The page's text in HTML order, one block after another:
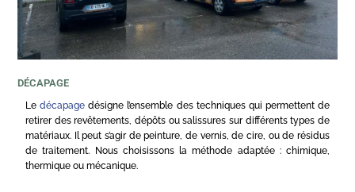
DÉCAPAGE
Ledécapage désigne l’ensemble des techniques qui permettent de
retirer des revêtements, dépôts ou salissures sur différents types de
matériaux. Il peut s’agir de peinture, de vernis, de cire, ou de résidus
de traitement. Nous choisissons la méthode adaptée : chimique,
thermique ou mécanique.